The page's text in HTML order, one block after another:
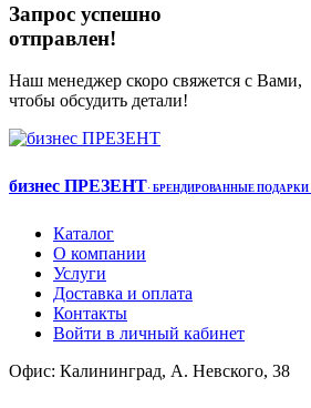
Запрос успешно
отправлен!
Наш менеджер скоро свяжется с Вами,
чтобы обсудить детали!
бизнес ПРЕЗЕНТ· БРЕНДИРОВАННЫЕ ПОДАРКИ
Каталог
О компании
Услуги
Доставка и оплата
Контакты
Войти в личный кабинет
Офис: Калининград, А. Невского, 38